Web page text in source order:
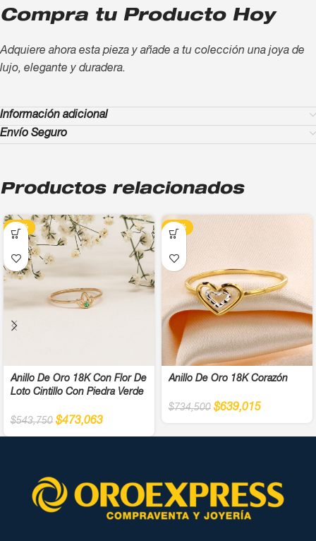
Compra tu Producto Hoy
Adquiere ahora esta pieza y añade a tu colección una joya de
lujo, elegante y duradera.
Información adicional
Envío Seguro
Productos relacionados
-13%
Anillo De Oro 18K Con Flor De
Loto Cintillo Con Piedra Verde
$543,750 $473,063
-13%
Anillo De Oro 18K Corazón
$734,500 $639,015